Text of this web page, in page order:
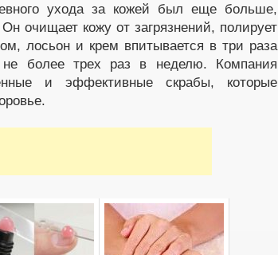
ухода за кожей был еще больше,
очищает кожу от загрязнений, полирует
лосьон и крем впитывается в три раза
более трех раз в неделю. Компания
и эффективные скрабы, которые